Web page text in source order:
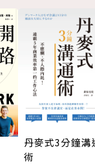
丹麥式3分鐘溝
術